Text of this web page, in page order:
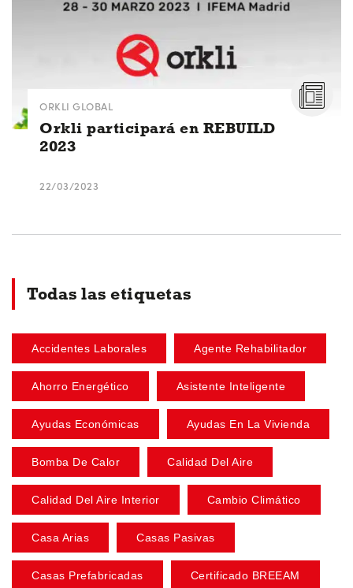
ORKLI GLOBAL
Orkli participará en REBUILD
2023
22/03/2023
Todas las etiquetas
Accidentes Laborales Agente Rehabilitador
Ahorro Energético Asistente Inteligente
Ayudas Económicas Ayudas En La Vivienda
Bomba De Calor Calidad Del Aire
Calidad Del Aire Interior Cambio Climático
Casa Arias Casas Pasivas
Casas Prefabricadas Certificado BREEAM